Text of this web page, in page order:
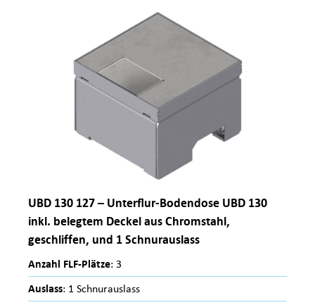
UBD 130 127 – Unterflur-Bodendose UBD 130
inkl. belegtem Deckel aus Chromstahl,
geschliffen, und 1 Schnurauslass
Anzahl FLF-Plätze: 3
Auslass: 1 Schnurauslass